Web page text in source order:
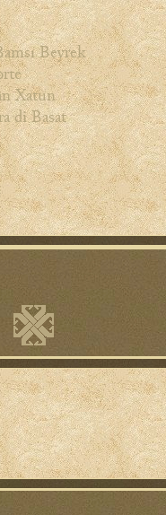
Beyrek
Xatun
di Basat